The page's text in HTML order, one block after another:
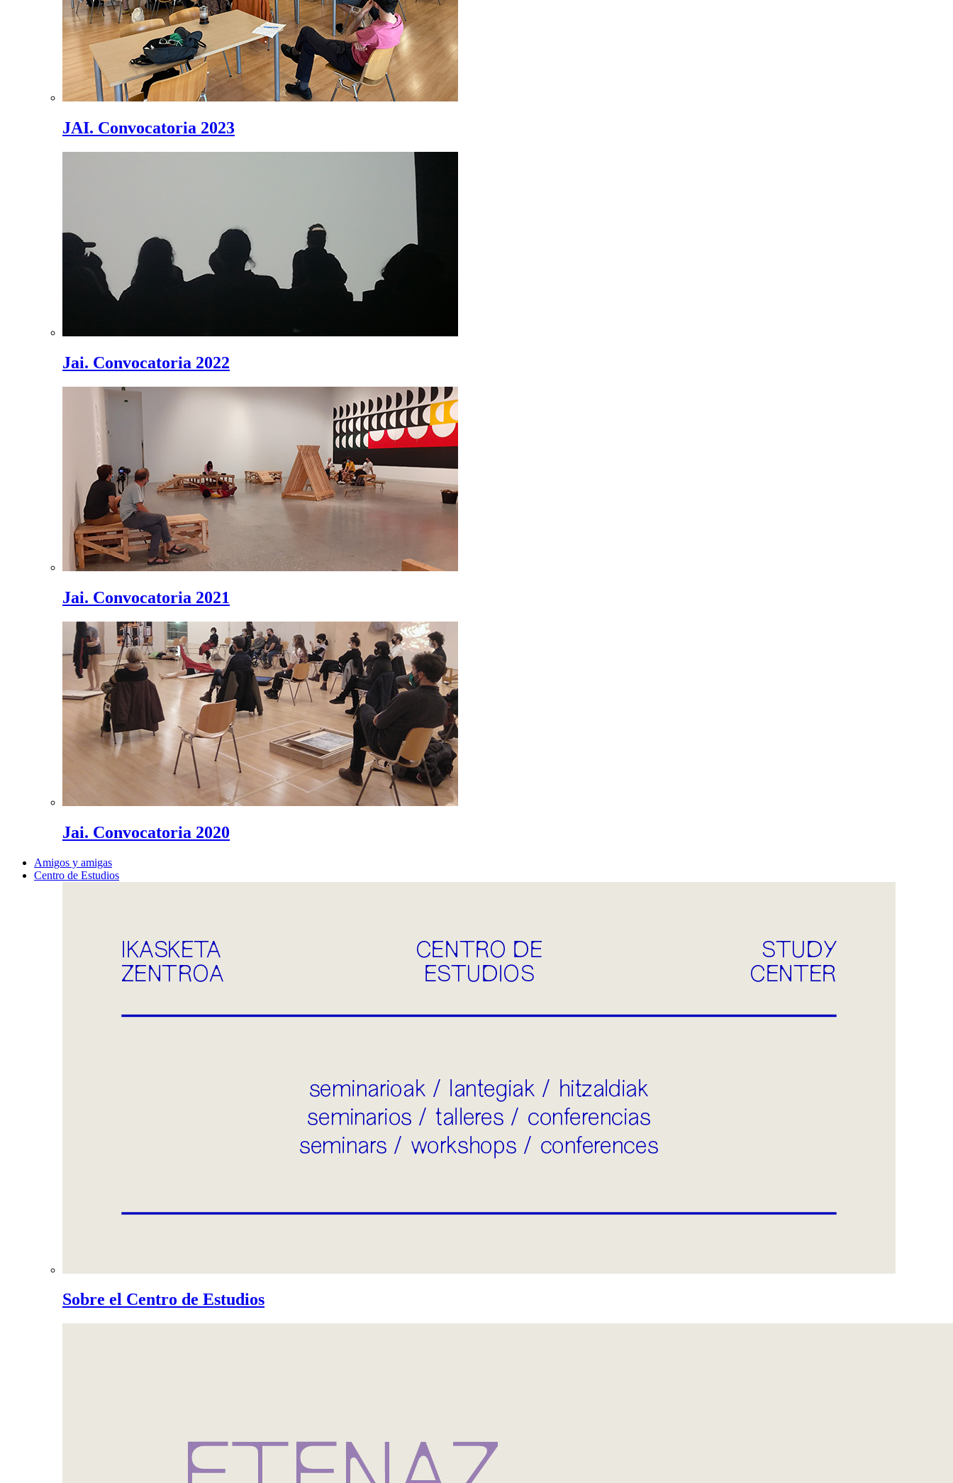
JAI. Convocatoria 2023
Jai. Convocatoria 2022
Jai. Convocatoria 2021
Jai. Convocatoria 2020
Amigos y amigas
Centro de Estudios
Sobre el Centro de Estudios